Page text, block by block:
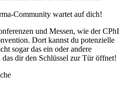
Community wartet auf dich!
und Messen, wie der CPhI
Dort kannst du potenzielle
sogar das ein oder andere
dir den Schlüssel zur Tür öffnet!